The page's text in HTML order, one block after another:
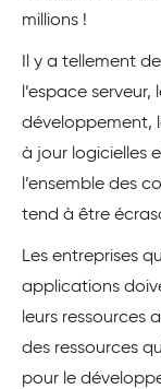
millions !
Il y a tellement
l’espace
développement,
à jour logicielles
l’ensemble des
tend à être
Les entreprises
applications
leurs
des ressources
pour le